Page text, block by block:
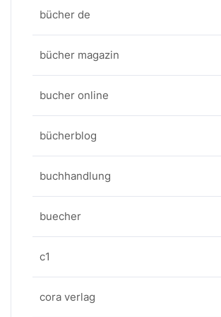
bücher de
bücher magazin
bucher online
bücherblog
buchhandlung
buecher
c1
cora verlag